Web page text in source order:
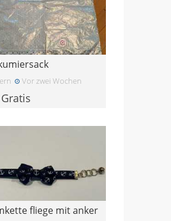
Vor zwei Wochen
Gratis
fliege mit anker